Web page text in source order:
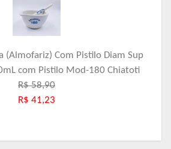
(Almofariz) Com Pistilo Diam Sup
com Pistilo Mod-180 Chiatoti
R$ 58,90
R$ 41,23